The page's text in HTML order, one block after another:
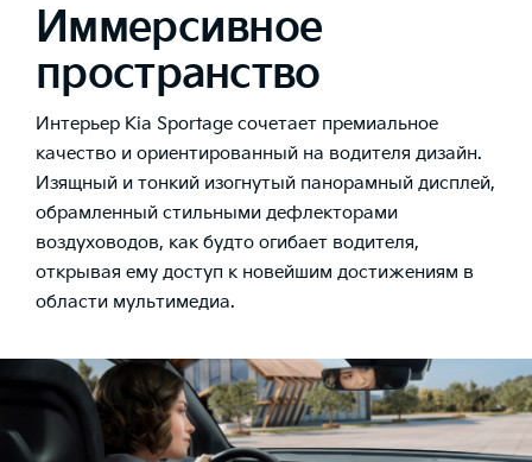
Иммерсивное
пространство
Интерьер Kia Sportage сочетает премиальное
качество и ориентированный на водителя дизайн.
Изящный и тонкий изогнутый панорамный дисплей,
обрамленный стильными дефлекторами
воздуховодов, как будто огибает водителя,
открывая ему доступ к новейшим достижениям в
области мультимедиа.